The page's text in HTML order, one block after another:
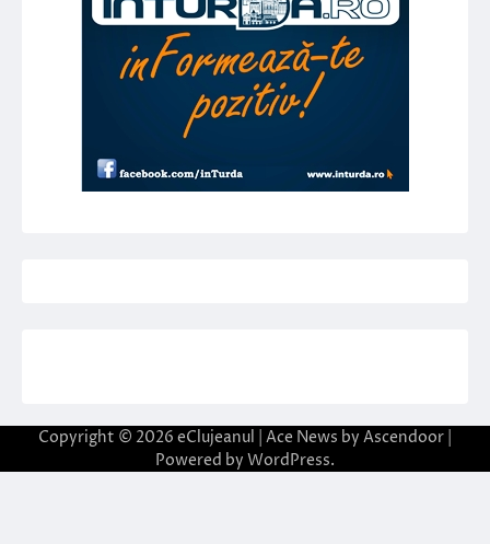
Copyright © 2026 eClujeanul | Ace News by Ascendoor
Powered by WordPress.